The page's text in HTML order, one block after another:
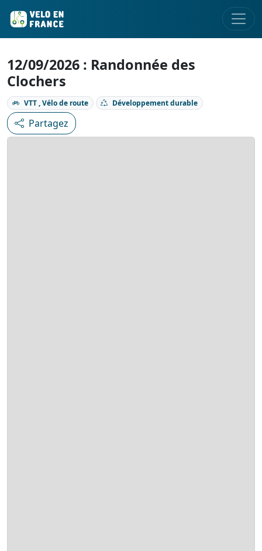
12/09/2026 : Randonnée des
Clochers
VTT , Vélo de route Développement durable
Partagez